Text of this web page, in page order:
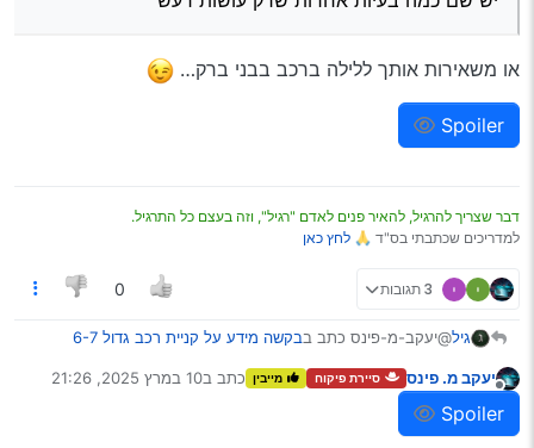
או משאירות אותך ללילה ברכב בבני ברק…
Spoiler
דבר שצריך להרגיל, להאיר פנים לאדם "רגיל", וזה בעצם כל התרגיל.
למדריכים שכתבתי בס"ד 🙏 לחץ כאן
3 תגובות 0
גיל@יעקב-מ-פינס כתב ב
בקשה מידע על קניית רכב גדול 6-7
לי יש מאזדה 5 350K שאני מוכר ב7
המצב של המנוע מצויין
מנותק
יעקב מ. פינס סיירת פיקוח מייבין כתב ב10 במרץ 2025, 21:26
נערך לאחרונה על ידי
Spoiler